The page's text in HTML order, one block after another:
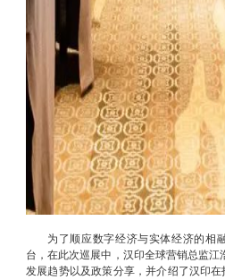
为了顺应数字经济与实体经济的相
台，在此次巡展中，汉印全球营销总监
发展趋势以及政策分享，并介绍了汉印